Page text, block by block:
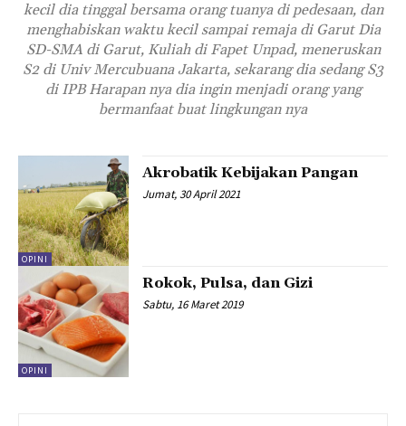
kecil dia tinggal bersama orang tuanya di pedesaan, dan
menghabiskan waktu kecil sampai remaja di Garut Dia
SD-SMA di Garut, Kuliah di Fapet Unpad, meneruskan
S2 di Univ Mercubuana Jakarta, sekarang dia sedang S3
di IPB Harapan nya dia ingin menjadi orang yang
bermanfaat buat lingkungan nya
OPINI
Akrobatik Kebijakan Pangan
Jumat, 30 April 2021
OPINI
Rokok, Pulsa, dan Gizi
Sabtu, 16 Maret 2019